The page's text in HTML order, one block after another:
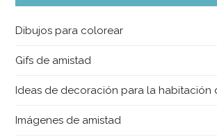
Dibujos para colorear
Gifs de amistad
Ideas de decoración para la habitación
Imágenes de amistad